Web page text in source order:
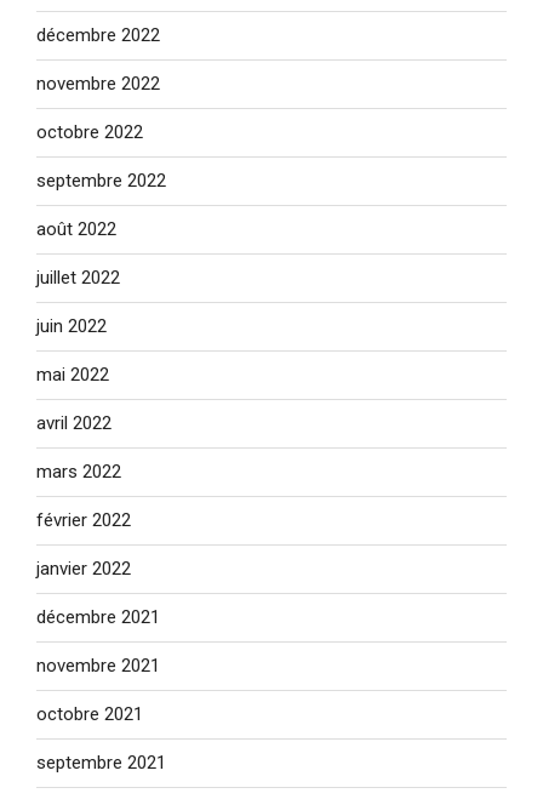
décembre 2022
novembre 2022
octobre 2022
septembre 2022
août 2022
juillet 2022
juin 2022
mai 2022
avril 2022
mars 2022
février 2022
janvier 2022
décembre 2021
novembre 2021
octobre 2021
septembre 2021